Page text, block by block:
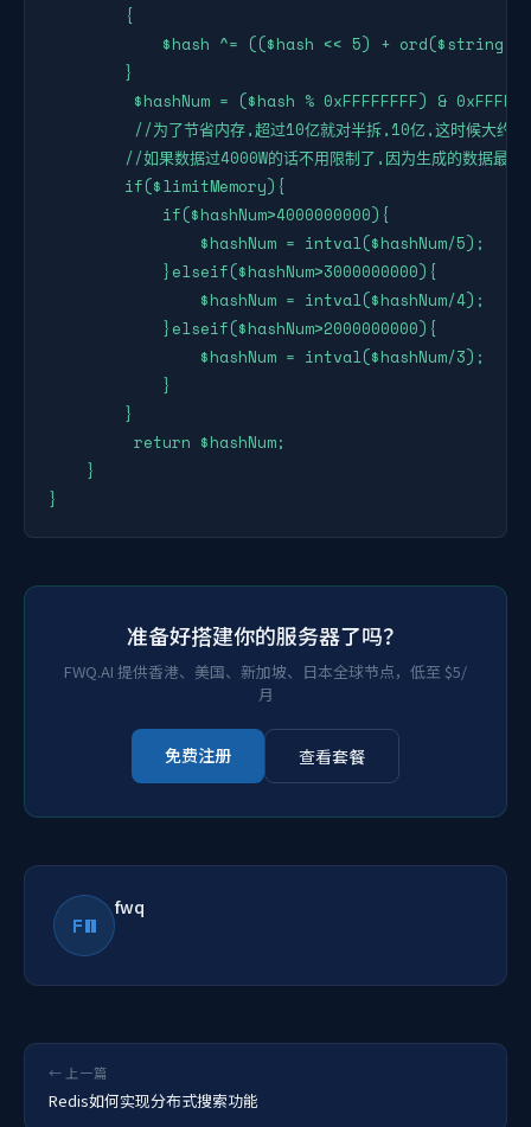
{
$hash ^= (($hash << 5) + ord($string[$i])
}
$hashNum = ($hash % 0xFFFFFFFF) &
//为了节省内存,超过10亿就对半拆,10亿,这时候大约是130M
//如果数据过4000W的话不用限制了,因为生成的数据最大也
if($limitMemory){
if($hashNum>4000000000){
$hashNum = intval($hashNum/5);
}elseif($hashNum>3000000000){
$hashNum = intval($hashNum/4);
}elseif($hashNum>2000000000){
$hashNum = intval($hashNum/3);
}
}
return $hashNum;
}
}
准备好搭建你的服务器了吗？
FWQ.AI 提供香港、美国、新加坡、日本全球节点，低至 $5/
月
免费注册 查看套餐
FW
fwq
← 上一篇
Redis如何实现分布式搜索功能